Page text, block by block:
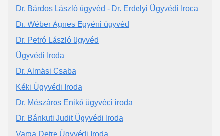
Dr. Bárdos László ügyvéd - Dr. Erdélyi Ügyvédi Iroda
Dr. Wéber Ágnes Egyéni ügyvéd
Dr. Petró László ügyvéd
Ügyvédi Iroda
Dr. Almási Csaba
Kéki Ügyvédi Iroda
Dr. Mészáros Enikő ügyvédi iroda
Dr. Bánkuti Judit Ügyvédi Iroda
Varga Detre Ügyvédi Iroda